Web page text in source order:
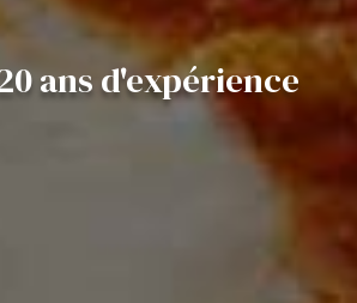
ans d'expérience